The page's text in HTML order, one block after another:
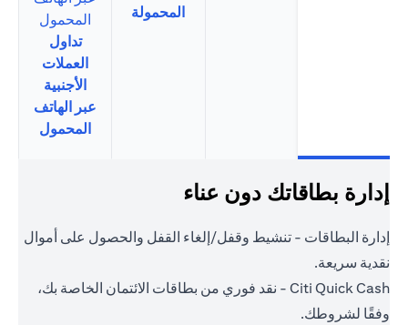
المحمولة
تداول
العملات
الأجنبية
عبر الهاتف
المحمول
إدارة بطاقاتك دون عناء
إدارة البطاقات - تنشيط وقفل/إلغاء القفل والحصول على أموال
نقدية سريعة.
Citi Quick Cash - نقد فوري من بطاقات الائتمان الخاصة بك،
وفقًا لشروطك.